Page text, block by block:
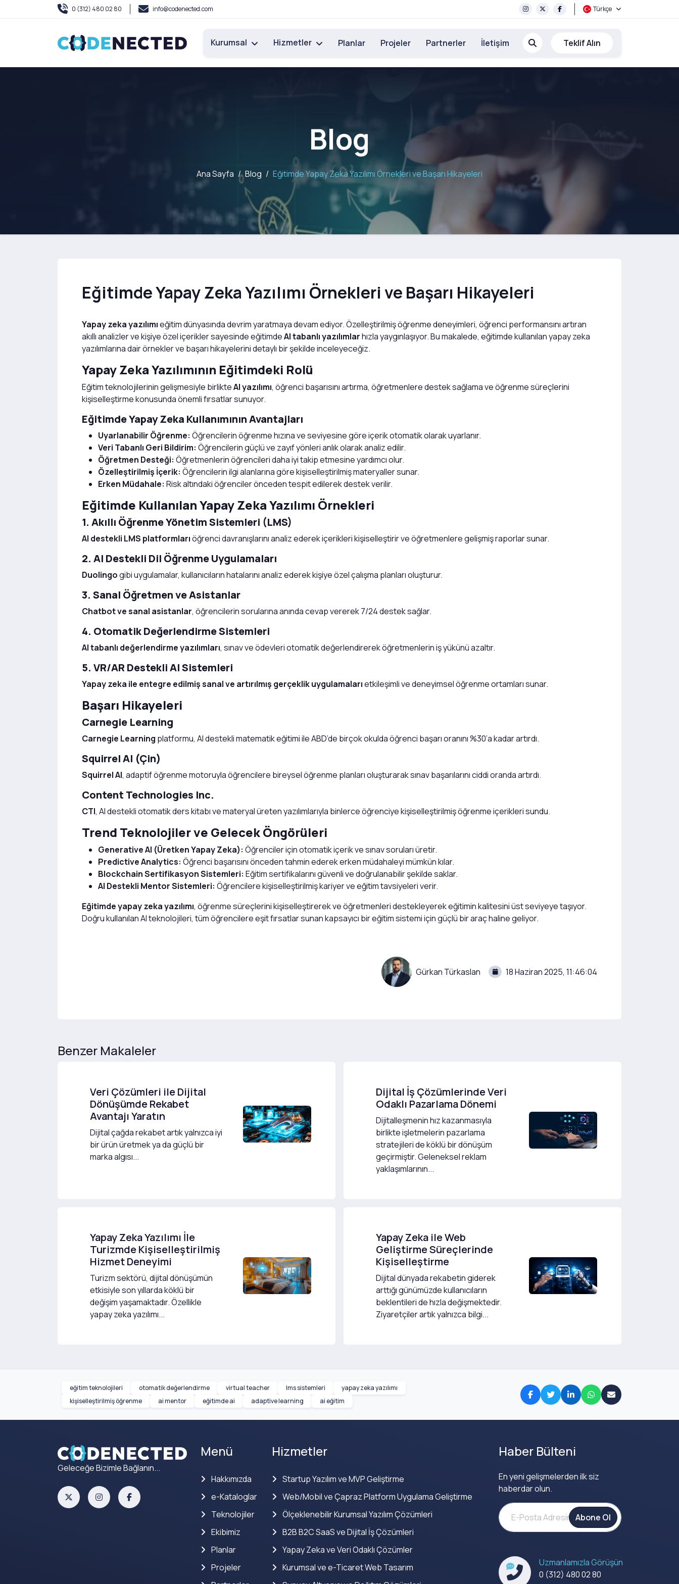
0 (312) 480 02 80 info@codenected.com Türkçe
Kurumsal Hizmetler Planlar Projeler Partnerler İletişim Teklif Alın
Blog
Ana Sayfa Blog Eğitimde Yapay Zeka Yazılımı Örnekleri ve Başarı Hikayeleri
Eğitimde Yapay Zeka Yazılımı Örnekleri ve Başarı Hikayeleri
Yapay zeka yazılımıeğitim dünyasında devrim yaratmaya devam ediyor. Özelleştirilmiş öğrenme deneyimleri, öğrenci performansını artıran
akıllı analizler ve kişiye özel içerikler sayesinde eğitimdeAI tabanlı yazılımlarhızla yaygınlaşıyor. Bu makalede, eğitimde kullanılan yapay zeka
yazılımlarına dair örnekler ve başarı hikayelerini detaylı bir şekilde inceleyeceğiz.
Yapay Zeka Yazılımının Eğitimdeki Rolü
Eğitim teknolojilerinin gelişmesiyle birlikteAI yazılımı, öğrenci başarısını artırma, öğretmenlere destek sağlama ve öğrenme süreçlerini
kişiselleştirme konusunda önemli fırsatlar sunuyor.
Eğitimde Yapay Zeka Kullanımının Avantajları
Uyarlanabilir Öğrenme: Öğrencilerin öğrenme hızına ve seviyesine göre içerik otomatik olarak uyarlanır.
Veri Tabanlı Geri Bildirim: Öğrencilerin güçlü ve zayıf yönleri anlık olarak analiz edilir.
Öğretmen Desteği: Öğretmenlerin öğrencileri daha iyi takip etmesine yardımcı olur.
Özelleştirilmiş İçerik: Öğrencilerin ilgi alanlarına göre kişiselleştirilmiş materyaller sunar.
Erken Müdahale: Risk altındaki öğrenciler önceden tespit edilerek destek verilir.
Eğitimde Kullanılan Yapay Zeka Yazılımı Örnekleri
1. Akıllı Öğrenme Yönetim Sistemleri (LMS)
AI destekli LMS platformlarıöğrenci davranışlarını analiz ederek içerikleri kişiselleştirir ve öğretmenlere gelişmiş raporlar sunar.
2. AI Destekli Dil Öğrenme Uygulamaları
Duolingogibi uygulamalar, kullanıcıların hatalarını analiz ederek kişiye özel çalışma planları oluşturur.
3. Sanal Öğretmen ve Asistanlar
Chatbot ve sanal asistanlar, öğrencilerin sorularına anında cevap vererek 7/24 destek sağlar.
4. Otomatik Değerlendirme Sistemleri
AI tabanlı değerlendirme yazılımları, sınav ve ödevleri otomatik değerlendirerek öğretmenlerin iş yükünü azaltır.
5. VR/AR Destekli AI Sistemleri
Yapay zeka ile entegre edilmiş sanal ve artırılmış gerçeklik uygulamalarıetkileşimli ve deneyimsel öğrenme ortamları sunar.
Başarı Hikayeleri
Carnegie Learning
Carnegie Learning platformu, AI destekli matematik eğitimi ile ABD’de birçok okulda öğrenci başarı oranını %30’a kadar artırdı.
Squirrel AI (Çin)
Squirrel AI, adaptif öğrenme motoruyla öğrencilere bireysel öğrenme planları oluşturarak sınav başarılarını ciddi oranda artırdı.
Content Technologies Inc.
CTI, AI destekli otomatik ders kitabı ve materyal üreten yazılımlarıyla binlerce öğrenciye kişiselleştirilmiş öğrenme içerikleri sundu.
Trend Teknolojiler ve Gelecek Öngörüleri
Generative AI (Üretken Yapay Zeka): Öğrenciler için otomatik içerik ve sınav soruları üretir.
Predictive Analytics: Öğrenci başarısını önceden tahmin ederek erken müdahaleyi mümkün kılar.
Blockchain Sertifikasyon Sistemleri: Eğitim sertifikalarını güvenli ve doğrulanabilir şekilde saklar.
AI Destekli Mentor Sistemleri: Öğrencilere kişiselleştirilmiş kariyer ve eğitim tavsiyeleri verir.
Eğitimde yapay zeka yazılımı, öğrenme süreçlerini kişiselleştirerek ve öğretmenleri destekleyerek eğitimin kalitesini üst seviyeye taşıyor.
Doğru kullanılan AI teknolojileri, tüm öğrencilere eşit fırsatlar sunan kapsayıcı bir eğitim sistemi için güçlü bir araç haline geliyor.
Gürkan Türkaslan 18 Haziran 2025, 11:46:04
Benzer Makaleler
Veri Çözümleri ile Dijital
Dönüşümde Rekabet
Avantajı Yaratın
Dijital çağda rekabet artık yalnızca iyi
bir ürün üretmek ya da güçlü bir
marka algısı...
Dijital İş Çözümlerinde Veri
Odaklı Pazarlama Dönemi
Dijitalleşmenin hız kazanmasıyla
birlikte işletmelerin pazarlama
stratejileri de köklü bir dönüşüm
geçirmiştir. Geleneksel reklam
yaklaşımlarının...
Yapay Zeka Yazılımı İle
Turizmde Kişiselleştirilmiş
Hizmet Deneyimi
Turizm sektörü, dijital dönüşümün
etkisiyle son yıllarda köklü bir
değişim yaşamaktadır. Özellikle
yapay zeka yazılımı...
Yapay Zeka ile Web
Geliştirme Süreçlerinde
Kişiselleştirme
Dijital dünyada rekabetin giderek
arttığı günümüzde kullanıcıların
beklentileri de hızla değişmektedir.
Ziyaretçiler artık yalnızca bilgi...
eğitim teknolojileri otomatik değerlendirme virtual teacher lms sistemleri
yapay zeka yazılımı
kişiselleştirilmiş öğrenme
ai mentor eğitimde ai adaptive learning ai eğitim
Geleceğe Bizimle Bağlanın...
Menü
Hakkımızda
e-Kataloglar
Teknolojiler
Ekibimiz
Planlar
Projeler
Hizmetler
Startup Yazılım ve MVP Geliştirme
Web/Mobil ve Çapraz Platform Uygulama Geliştirme
Ölçeklenebilir Kurumsal Yazılım Çözümleri
B2B B2C SaaS ve Dijital İş Çözümleri
Yapay Zeka ve Veri Odaklı Çözümler
Kurumsal ve e-Ticaret Web Tasarım
Haber Bülteni
En yeni gelişmelerden ilk siz
haberdar olun.
Abone Ol
Uzmanlamızla Görüşün
0 (312) 480 02 80